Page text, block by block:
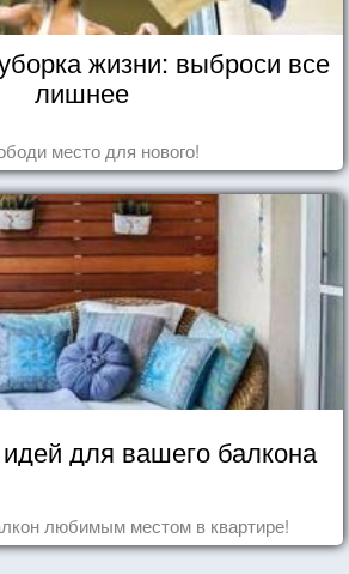
жизни: выброси все
лишнее
место для нового!
для вашего балкона
любимым местом в квартире!